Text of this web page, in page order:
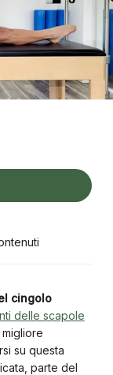
cingolo
delle scapole
su questa
parte del